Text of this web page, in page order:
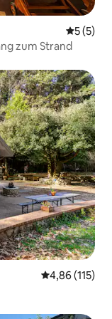
5 (5)
zum Strand
4,86 (115)